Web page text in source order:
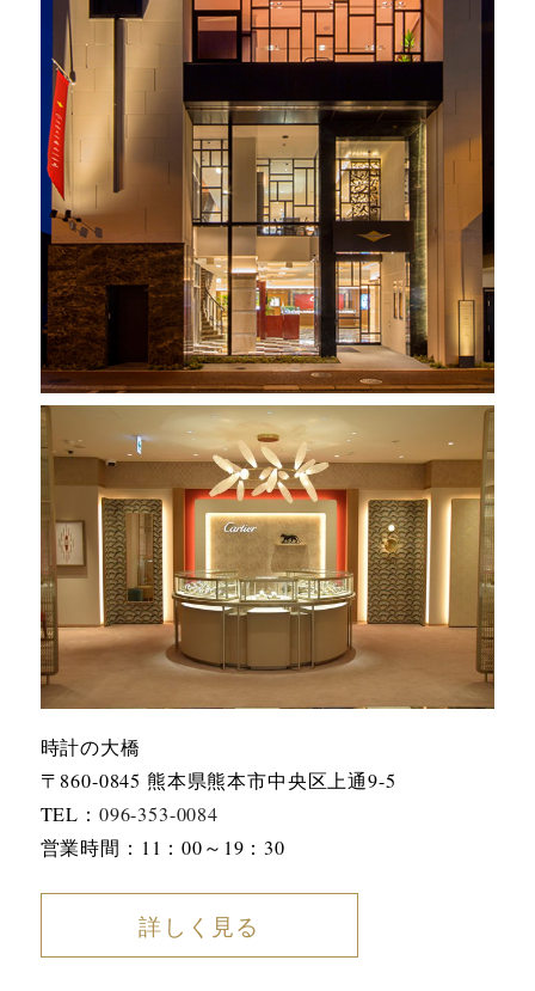
時計の大橋
〒860-0845 熊本県熊本市中央区上通9-5
TEL： 096-353-0084
営業時間：11：00～19：30
詳しく見る